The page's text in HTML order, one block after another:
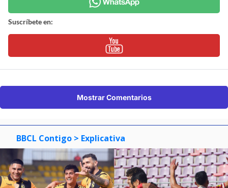
Suscríbete en:
Mostrar Comentarios
BBCL Contigo > Explicativa